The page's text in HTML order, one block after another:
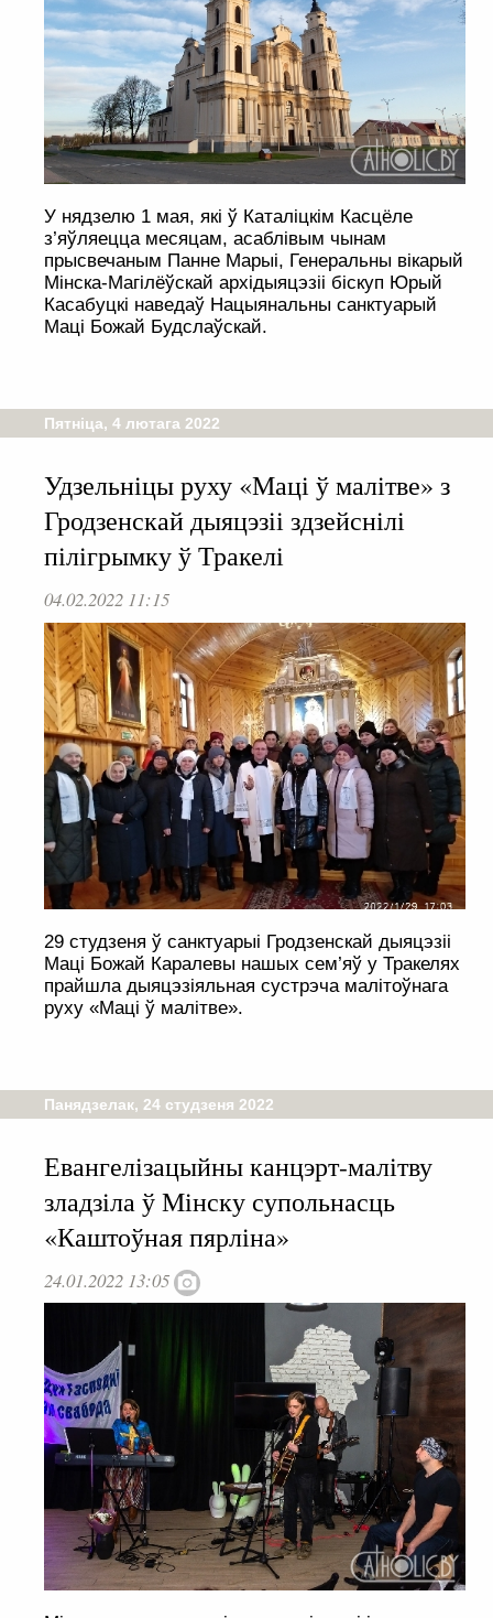
У нядзелю 1 мая, які ў Каталіцкім Касцёле
з’яўляецца месяцам, асаблівым чынам
прысвечаным Панне Марыі, Генеральны вікарый
Мінска-Магілёўскай архідыяцэзіі біскуп Юрый
Касабуцкі наведаў Нацыянальны санктуарый
Маці Божай Будслаўскай.
Пятніца, 4 лютага 2022
Удзельніцы руху «Маці ў малітве» з
Гродзенскай дыяцэзіі здзейснілі
пілігрымку ў Тракелі
04.02.2022 11:15
29 студзеня ў санктуарыі Гродзенскай дыяцэзіі
Маці Божай Каралевы нашых сем’яў у Тракелях
прайшла дыяцэзіяльная сустрэча малітоўнага
руху «Маці ў малітве».
Панядзелак, 24 студзеня 2022
Евангелізацыйны канцэрт-малітву
зладзіла ў Мінску супольнасць
«Каштоўная пярліна»
24.01.2022 13:05